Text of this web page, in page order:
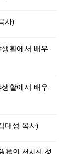
사)
활에서 배우
활에서 배우
대성 목사)